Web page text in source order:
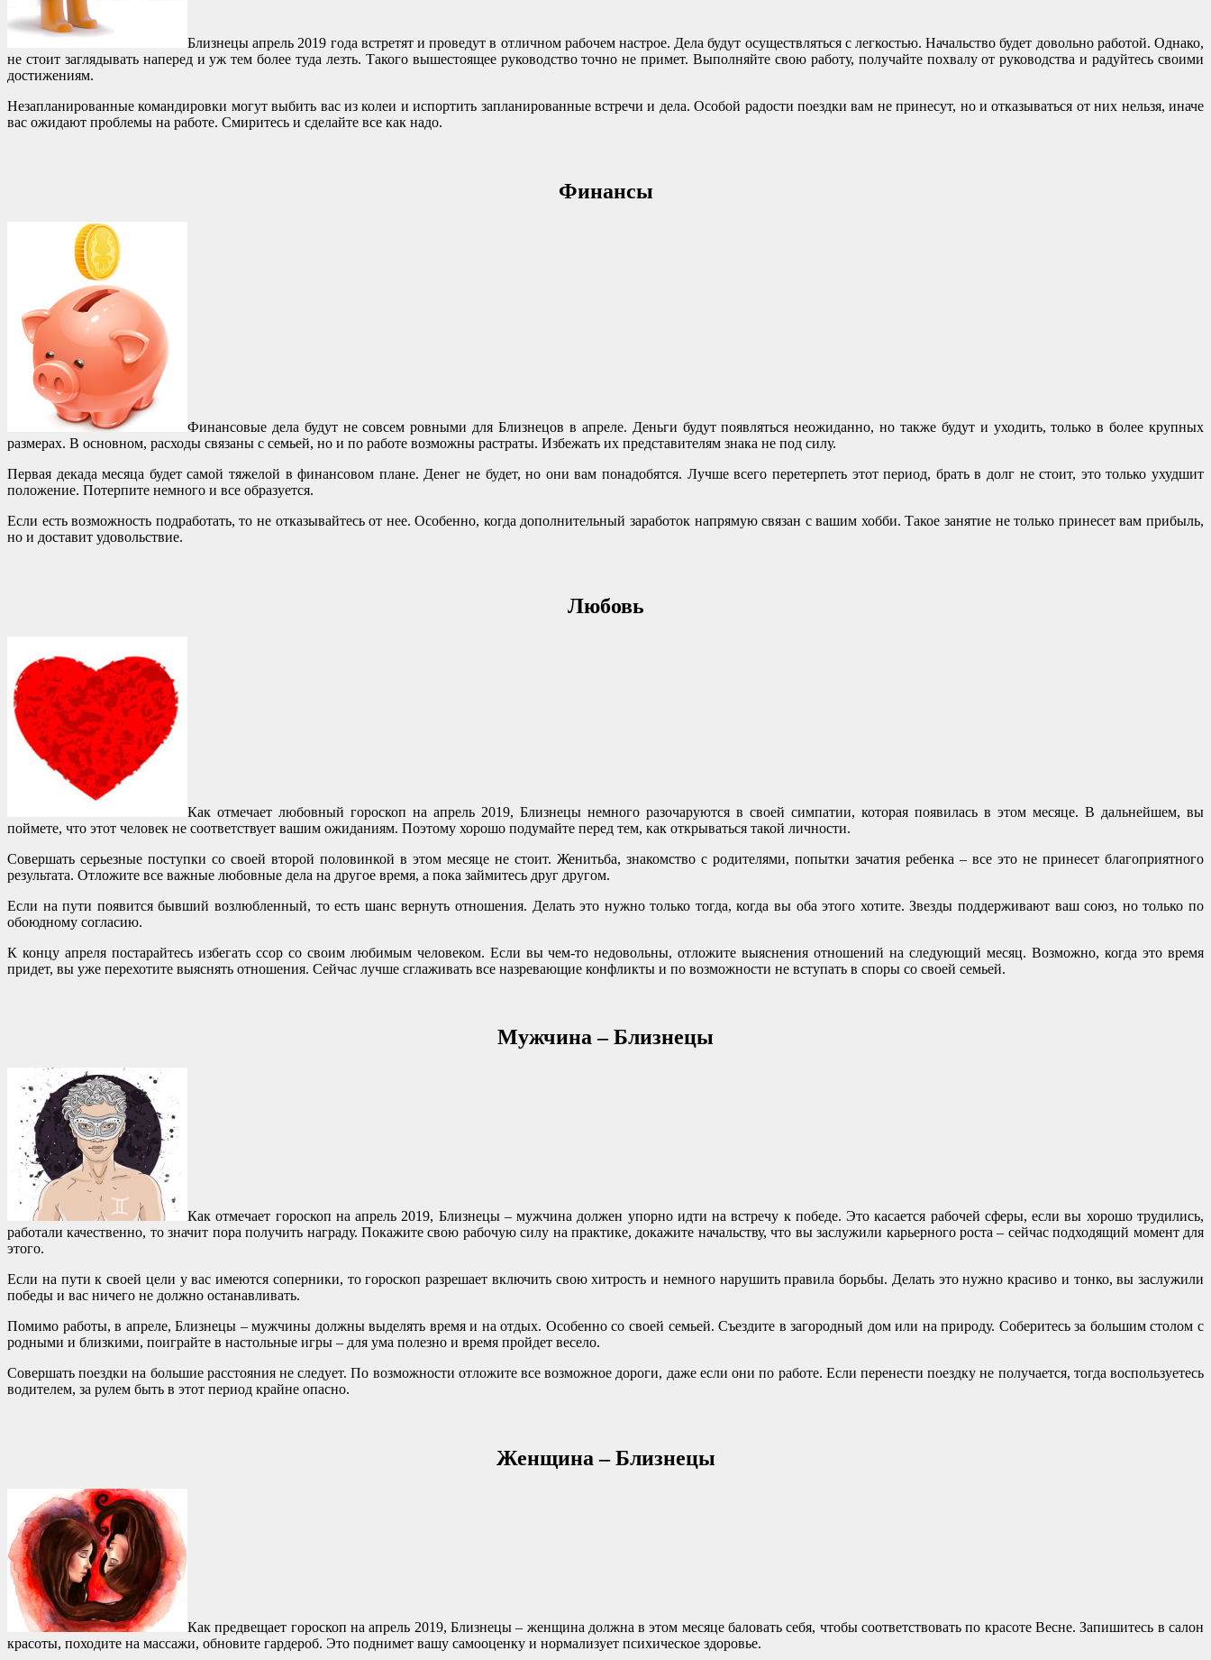
Близнецы апрель 2019 года встретят и проведут в отличном рабочем настрое. Дела будут осуществляться с легкостью. Начальство будет довольно работой. Однако,
не стоит заглядывать наперед и уж тем более туда лезть. Такого вышестоящее руководство точно не примет. Выполняйте свою работу, получайте похвалу от руководства и радуйтесь своими
достижениям.
Незапланированные командировки могут выбить вас из колеи и испортить запланированные встречи и дела. Особой радости поездки вам не принесут, но и отказываться от них нельзя, иначе
вас ожидают проблемы на работе. Смиритесь и сделайте все как надо.
Финансы
Финансовые дела будут не совсем ровными для Близнецов в апреле. Деньги будут появляться неожиданно, но также будут и уходить, только в более крупных
размерах. В основном, расходы связаны с семьей, но и по работе возможны растраты. Избежать их представителям знака не под силу.
Первая декада месяца будет самой тяжелой в финансовом плане. Денег не будет, но они вам понадобятся. Лучше всего перетерпеть этот период, брать в долг не стоит, это только ухудшит
положение. Потерпите немного и все образуется.
Если есть возможность подработать, то не отказывайтесь от нее. Особенно, когда дополнительный заработок напрямую связан с вашим хобби. Такое занятие не только принесет вам прибыль,
но и доставит удовольствие.
Любовь
Как отмечает любовный гороскоп на апрель 2019, Близнецы немного разочаруются в своей симпатии, которая появилась в этом месяце. В дальнейшем, вы
поймете, что этот человек не соответствует вашим ожиданиям. Поэтому хорошо подумайте перед тем, как открываться такой личности.
Совершать серьезные поступки со своей второй половинкой в этом месяце не стоит. Женитьба, знакомство с родителями, попытки зачатия ребенка – все это не принесет благоприятного
результата. Отложите все важные любовные дела на другое время, а пока займитесь друг другом.
Если на пути появится бывший возлюбленный, то есть шанс вернуть отношения. Делать это нужно только тогда, когда вы оба этого хотите. Звезды поддерживают ваш союз, но только по
обоюдному согласию.
К концу апреля постарайтесь избегать ссор со своим любимым человеком. Если вы чем-то недовольны, отложите выяснения отношений на следующий месяц. Возможно, когда это время
придет, вы уже перехотите выяснять отношения. Сейчас лучше сглаживать все назревающие конфликты и по возможности не вступать в споры со своей семьей.
Мужчина – Близнецы
Как отмечает гороскоп на апрель 2019, Близнецы – мужчина должен упорно идти на встречу к победе. Это касается рабочей сферы, если вы хорошо трудились,
работали качественно, то значит пора получить награду. Покажите свою рабочую силу на практике, докажите начальству, что вы заслужили карьерного роста – сейчас подходящий момент для
этого.
Если на пути к своей цели у вас имеются соперники, то гороскоп разрешает включить свою хитрость и немного нарушить правила борьбы. Делать это нужно красиво и тонко, вы заслужили
победы и вас ничего не должно останавливать.
Помимо работы, в апреле, Близнецы – мужчины должны выделять время и на отдых. Особенно со своей семьей. Съездите в загородный дом или на природу. Соберитесь за большим столом с
родными и близкими, поиграйте в настольные игры – для ума полезно и время пройдет весело.
Совершать поездки на большие расстояния не следует. По возможности отложите все возможное дороги, даже если они по работе. Если перенести поездку не получается, тогда воспользуетесь
водителем, за рулем быть в этот период крайне опасно.
Женщина – Близнецы
Как предвещает гороскоп на апрель 2019, Близнецы – женщина должна в этом месяце баловать себя, чтобы соответствовать по красоте Весне. Запишитесь в салон
красоты, походите на массажи, обновите гардероб. Это поднимет вашу самооценку и нормализует психическое здоровье.